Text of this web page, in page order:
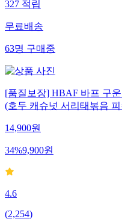
327적립
무료배송
63명구매중
[품질보장] HBAF 바프 구
(호두 캐슈넛 서리태볶음
14,900원
34%9,900원
4.6
(2,254)